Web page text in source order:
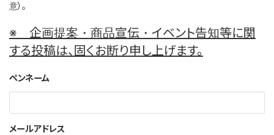
ご意見・ご感想
このサイトについて
意）。
※ 企画提案・商品宣伝・イベント告知等に関
する投稿は、固くお断り申し上げます。
ペンネーム
メールアドレス